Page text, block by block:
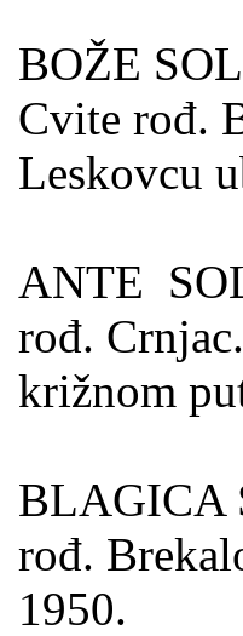
BOŽE
Cvite rođ.
Leskovcu
ANTE
rođ.
križnom
BLAGICA
rođ.
1950.